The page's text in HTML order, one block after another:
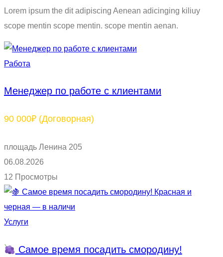
Lorem ipsum the dit adipiscing Aenean adicinging kiliuy
scope mentin scope mentin. scope mentin aenan.
Работа
Менеджер по работе с клиентами
90 000₽ (Договорная)
площадь Ленина 205
06.08.2026
12 Просмотры
Услуги
Самое время посадить смородину!